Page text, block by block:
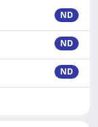
ND
ND
ND